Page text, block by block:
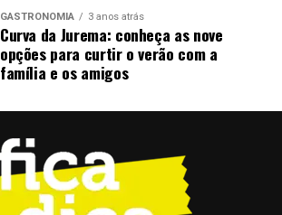
GASTRONOMIA 3 anos atrás
Curva da Jurema: conheça as nove
opções para curtir o verão com a
família e os amigos